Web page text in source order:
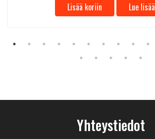
Lisää koriin Lue lisää
Yhteystiedot